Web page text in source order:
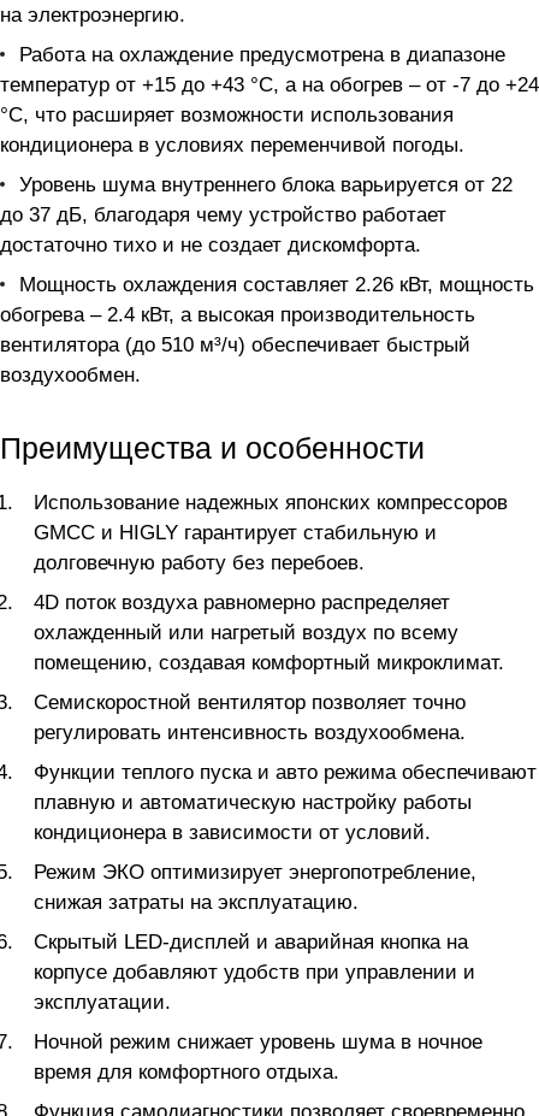
на электроэнергию.
Работа на охлаждение предусмотрена в диапазоне
температур от +15 до +43 °C, а на обогрев – от -7 до +24
°C, что расширяет возможности использования
кондиционера в условиях переменчивой погоды.
Уровень шума внутреннего блока варьируется от 22
до 37 дБ, благодаря чему устройство работает
достаточно тихо и не создает дискомфорта.
Мощность охлаждения составляет 2.26 кВт, мощность
обогрева – 2.4 кВт, а высокая производительность
вентилятора (до 510 м³/ч) обеспечивает быстрый
воздухообмен.
Преимущества и особенности
Использование надежных японских компрессоров
GMCC и HIGLY гарантирует стабильную и
долговечную работу без перебоев.
4D поток воздуха равномерно распределяет
охлажденный или нагретый воздух по всему
помещению, создавая комфортный микроклимат.
Семискоростной вентилятор позволяет точно
регулировать интенсивность воздухообмена.
Функции теплого пуска и авто режима обеспечивают
плавную и автоматическую настройку работы
кондиционера в зависимости от условий.
Режим ЭКО оптимизирует энергопотребление,
снижая затраты на эксплуатацию.
Скрытый LED-дисплей и аварийная кнопка на
корпусе добавляют удобств при управлении и
эксплуатации.
Ночной режим снижает уровень шума в ночное
время для комфортного отдыха.